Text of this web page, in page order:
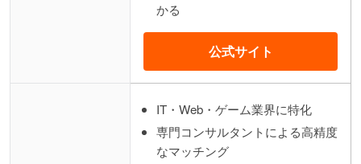
かる
公式サイト
IT・Web・ゲーム業界に特化
専門コンサルタントによる高精度
なマッチング